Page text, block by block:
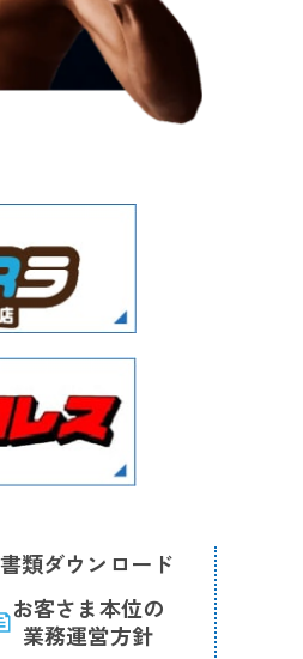
書類ダウンロード
お客さま本位の
業務運営方針